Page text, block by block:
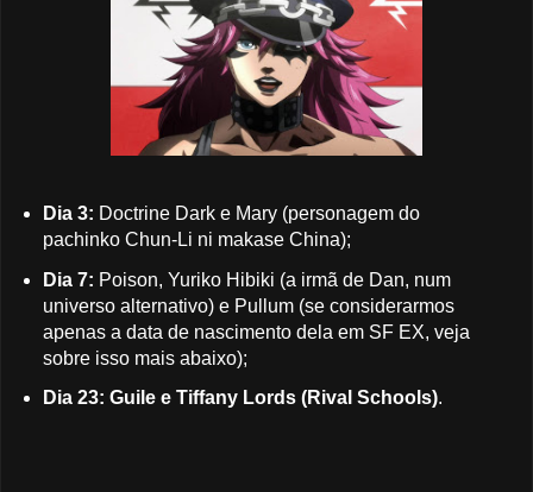
Dia 3: Doctrine Dark e Mary (personagem do
pachinko Chun-Li ni makase China);
Dia 7: Poison, Yuriko Hibiki (a irmã de Dan, num
universo alternativo) e Pullum (se considerarmos
apenas a data de nascimento dela em SF EX, veja
sobre isso mais abaixo);
Dia 23: Guile e Tiffany Lords (Rival Schools).